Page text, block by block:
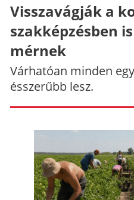
Visszavágják a
szakképzésben
mérnek
Várhatóan minden
ésszerűbb lesz.